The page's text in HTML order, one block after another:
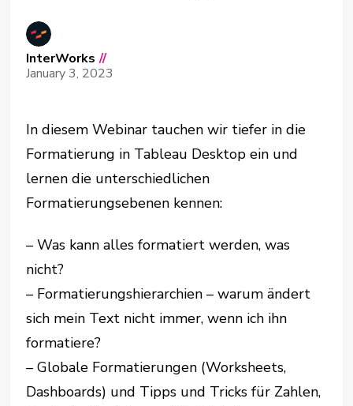
InterWorks //
January 3, 2023
In diesem Webinar tauchen wir tiefer in die
Formatierung in Tableau Desktop ein und
lernen die unterschiedlichen
Formatierungsebenen kennen:
– Was kann alles formatiert werden, was
nicht?
– Formatierungshierarchien – warum ändert
sich mein Text nicht immer, wenn ich ihn
formatiere?
– Globale Formatierungen (Worksheets,
Dashboards) und Tipps und Tricks für Zahlen,